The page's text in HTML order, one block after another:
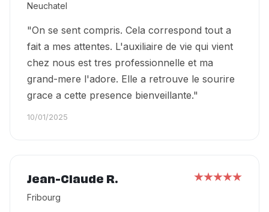
Neuchatel
"On se sent compris. Cela correspond tout a
fait a mes attentes. L'auxiliaire de vie qui vient
chez nous est tres professionnelle et ma
grand-mere l'adore. Elle a retrouve le sourire
grace a cette presence bienveillante."
10/01/2025
Jean-Claude R.
Fribourg